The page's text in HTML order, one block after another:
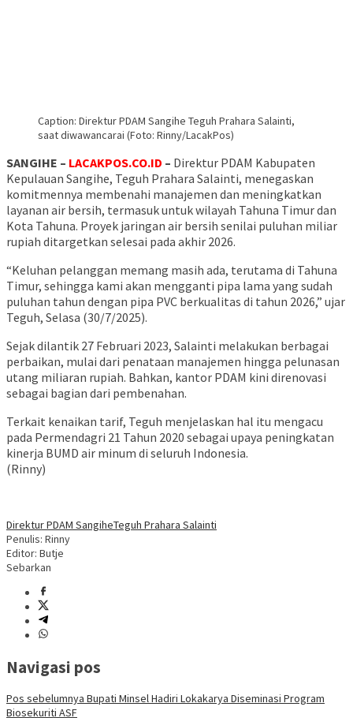
Caption: Direktur PDAM Sangihe Teguh Prahara Salainti,
saat diwawancarai (Foto: Rinny/LacakPos)
SANGIHE – LACAKPOS.CO.ID – Direktur PDAM Kabupaten
Kepulauan Sangihe, Teguh Prahara Salainti, menegaskan
komitmennya membenahi manajemen dan meningkatkan
layanan air bersih, termasuk untuk wilayah Tahuna Timur dan
Kota Tahuna. Proyek jaringan air bersih senilai puluhan miliar
rupiah ditargetkan selesai pada akhir 2026.
“Keluhan pelanggan memang masih ada, terutama di Tahuna
Timur, sehingga kami akan mengganti pipa lama yang sudah
puluhan tahun dengan pipa PVC berkualitas di tahun 2026,” ujar
Teguh, Selasa (30/7/2025).
Sejak dilantik 27 Februari 2023, Salainti melakukan berbagai
perbaikan, mulai dari penataan manajemen hingga pelunasan
utang miliaran rupiah. Bahkan, kantor PDAM kini direnovasi
sebagai bagian dari pembenahan.
Terkait kenaikan tarif, Teguh menjelaskan hal itu mengacu
pada Permendagri 21 Tahun 2020 sebagai upaya peningkatan
kinerja BUMD air minum di seluruh Indonesia.
(Rinny)
Direktur PDAM SangiheTeguh Prahara Salainti
Penulis: Rinny
Editor: Butje
Sebarkan
Navigasi pos
Pos sebelumnya Bupati Minsel Hadiri Lokakarya Diseminasi Program
Biosekuriti ASF